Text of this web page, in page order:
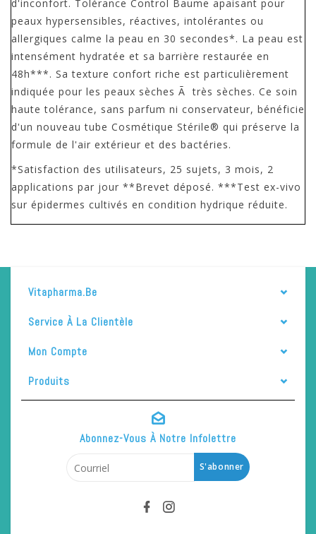
d'inconfort. Tolérance Control Baume apaisant pour
peaux hypersensibles, réactives, intolérantes ou
allergiques calme la peau en 30 secondes*. La peau est
intensément hydratée et sa barrière restaurée en
48h***. Sa texture confort riche est particulièrement
indiquée pour les peaux sèches Ã très sèches. Ce soin
haute tolérance, sans parfum ni conservateur, bénéficie
d'un nouveau tube Cosmétique Stérile® qui préserve la
formule de l'air extérieur et des bactéries.
*Satisfaction des utilisateurs, 25 sujets, 3 mois, 2
applications par jour **Brevet déposé. ***Test ex-vivo
sur épidermes cultivés en condition hydrique réduite.
Vitapharma.be
Service À La Clientèle
Mon Compte
Produits
Abonnez-Vous À Notre Infolettre
S'abonner